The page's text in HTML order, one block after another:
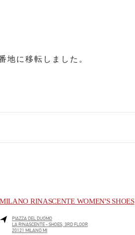
地に移転しました。
MILANO RINASCENTE WOMEN'S SHOES
PIAZZA DEL DUOMO
LA RINASCENTE - SHOES, 3RD FLOOR
20121 MILANO MI